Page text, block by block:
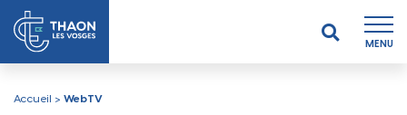
MENU
Accueil > WebTV